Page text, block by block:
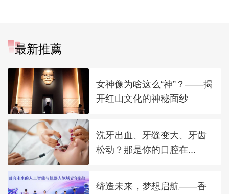
最新推薦
女神像为啥这么“神”？——揭
开红山文化的神秘面纱
洗牙出血、牙缝变大、牙齿
松动？那是你的口腔在...
缔造未来，梦想启航——香